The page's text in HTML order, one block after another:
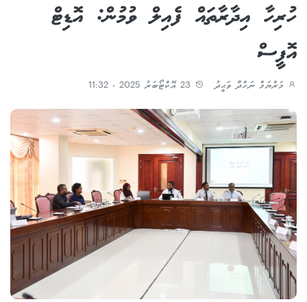
ހުރިހާ އިދާރާތައް ފެއިލް ވުމުން: އޮޑިޓް
އޮފީސް
މަރްޔަމް ނަހްދާ ވަޙީދު